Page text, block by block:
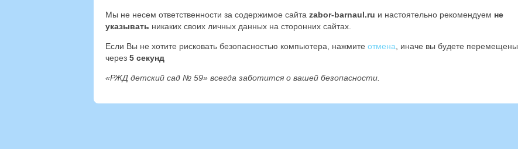
Мы не несем ответственности за содержимое сайта zabor-barnaul.ru и настоятельно рекомендуем не
указывать никаких своих личных данных на сторонних сайтах.
Если Вы не хотите рисковать безопасностью компьютера, нажмите отмена , иначе вы будете перемещены
через 4 секунд
«РЖД детский сад № 59» всегда заботится о вашей безопасности.